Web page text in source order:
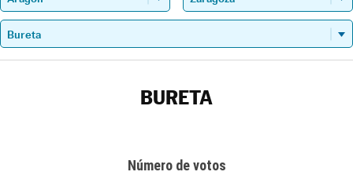
BURETA
Número de votos